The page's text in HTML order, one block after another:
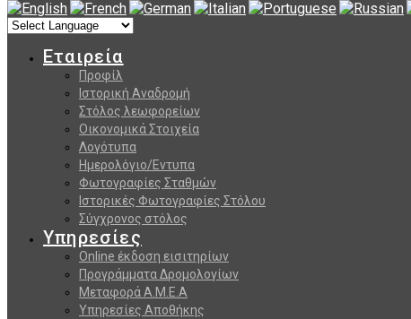
Εταιρεία
Προφίλ
Ιστορική Αναδρομή
Στόλος λεωφορείων
Οικονομικά Στοιχεία
Λογότυπα
Ημερολόγιο/Εντυπα
Φωτογραφίες Σταθμών
Ιστορικές Φωτογραφίες Στόλου
Σύγχρονος στόλος
Υπηρεσίες
Online έκδοση εισιτηρίων
Προγράμματα Δρομολογίων
Μεταφορά Α.Μ.Ε.Α
Υπηρεσίες Αποθήκης